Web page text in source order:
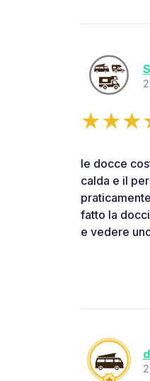
le docce
calda e il
fatto la
e vedere